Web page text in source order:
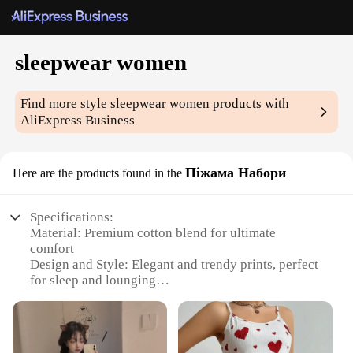
sleepwear women
Find more stylesleepwear women products with
AliExpress Business
Here are the products found in the Піжама Набори
Specifications:
Material: Premium cotton blend for ultimate
comfort
Design and Style: Elegant and trendy prints, perfect
for sleep and lounging
casual wear
Typical Adaptive Scenario: Suitable for various
settings, from home to travel